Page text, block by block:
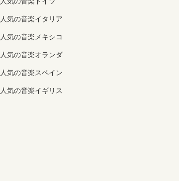
人気の音楽イタリア
人気の音楽メキシコ
人気の音楽オランダ
人気の音楽スペイン
人気の音楽イギリス